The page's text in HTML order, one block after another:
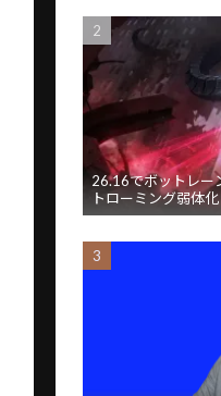
26.16でボットレー
トローミング弱体